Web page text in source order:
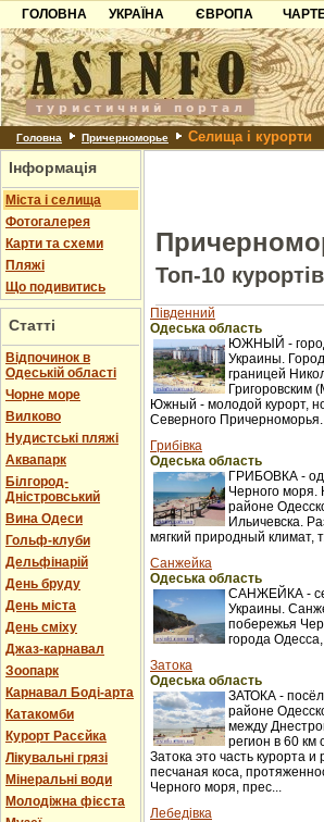
ГОЛОВНА
УКРАЇНА
Карпати
Азов
Причорноморря
Шацьк
ЄВРОПА
Чорногорія
Хорватія
Болгарія
Албанія
Головна Причерноморье Селища і курорти
Інформація
Міста і селища
Фотогалерея
Карти та схеми
Пляжі
Що подивитись
Статті
Відпочинок в
Одеській області
Чорне море
Вилково
Нудистські пляжі
Аквапарк
Білгород-
Дністровський
Вина Одеси
Гольф-клуби
Дельфінарій
День бруду
День міста
День сміху
Джаз-карнавал
Зоопарк
Карнавал Боді-арта
Катакомби
Курорт Расєйка
Лікувальні грязі
Мінеральні води
Молодіжна фієста
Топ-10
Південний
Одеська область
ЮЖНЫЙ -
Украины.
границей
Григоровским
Южный - молодой курорт,
Северного
Грибівка
Одеська область
ГРИБОВКА -
Черного моря.
районе
Ильичевска.
мягкий природный климат,
Санжейка
Одеська область
САНЖЕЙКА -
Украины.
побережья
города
Затока
Одеська область
ЗАТОКА -
районе
между
регион в 60 км
Затока это часть курорта
песчаная коса,
Черного моря, прес...
Лебедівка